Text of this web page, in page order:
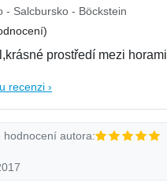
- Salcbursko - Böckstein
prostředí mezi horami
recenzi ›
hodnocení autora: